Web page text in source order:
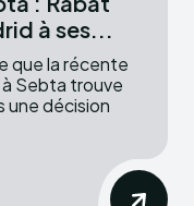
à ses...
que la récente
Sebta trouve
une décision